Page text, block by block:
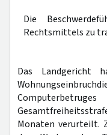
Die
Rechtsmittels zu
Das Landgericht
Monaten verurteilt.